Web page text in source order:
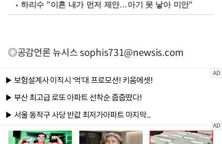
하리수 "이혼 내가 먼저 제안…아기 못 낳아 미안"
◎공감언론 뉴시스sophis731@newsis.com